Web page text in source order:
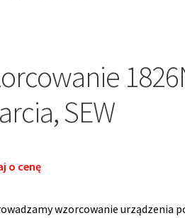
SEW
o cenę
wzorcowanie urządzenia